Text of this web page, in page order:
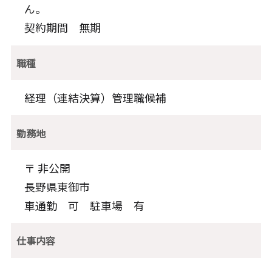
ん。
契約期間 無期
職種
経理（連結決算）管理職候補
勤務地
〒 非公開
長野県東御市
車通勤 可 駐車場 有
仕事内容